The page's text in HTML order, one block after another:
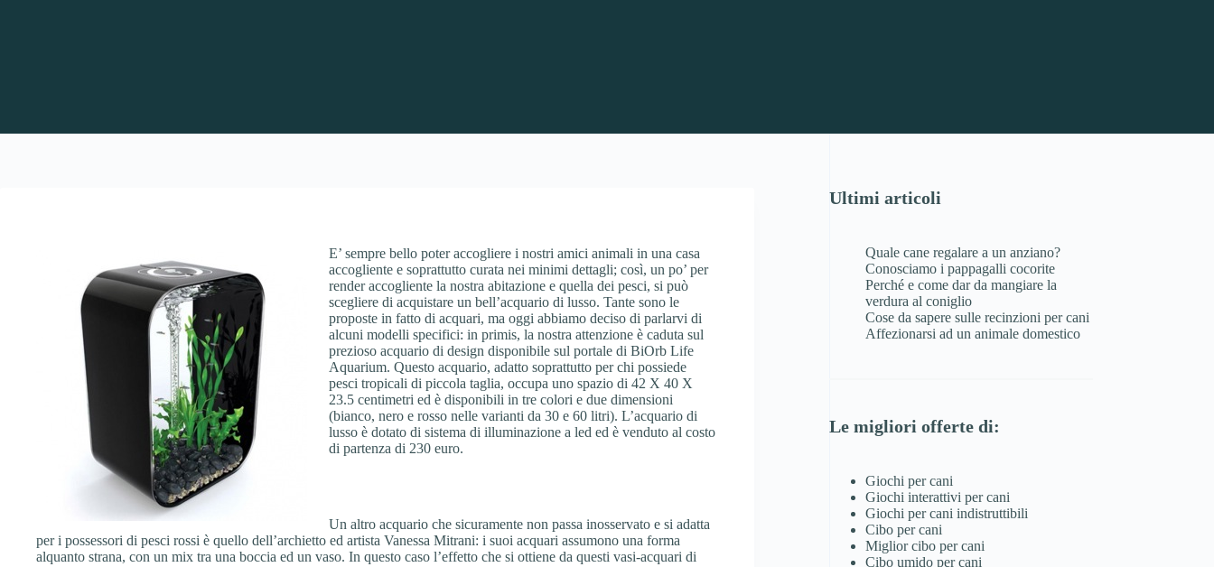
E’ sempre bello poter accogliere i nostri amici animali in una casa
accogliente e soprattutto curata nei minimi dettagli; così, un po’ per
render accogliente la nostra abitazione e quella dei pesci, si può
scegliere di acquistare un bell’acquario di lusso. Tante sono le
proposte in fatto di acquari, ma oggi abbiamo deciso di parlarvi di
alcuni modelli specifici: in primis, la nostra attenzione è caduta sul
prezioso acquario di design disponibile sul portale di BiOrb Life
Aquarium. Questo acquario, adatto soprattutto per chi possiede
pesci tropicali di piccola taglia, occupa uno spazio di 42 X 40 X
23.5 centimetri ed è disponibili in tre colori e due dimensioni
(bianco, nero e rosso nelle varianti da 30 e 60 litri). L’acquario di
lusso è dotato di sistema di illuminazione a led ed è venduto al costo
di partenza di 230 euro.
Un altro acquario che sicuramente non passa inosservato e si adatta
per i possessori di pesci rossi è quello dell’archietto ed artista Vanessa Mitrani: i suoi acquari assumono una forma
alquanto strana, con un mix tra una boccia ed un vaso. In questo caso l’effetto che si ottiene da questi vasi-acquari di
Ultimi articoli
Quale cane regalare a un anziano?
Conosciamo i pappagalli cocorite
Perché e come dar da mangiare la
verdura al coniglio
Cose da sapere sulle recinzioni per cani
Affezionarsi ad un animale domestico
Le migliori offerte di:
Giochi per cani
Giochi interattivi per cani
Giochi per cani indistruttibili
Cibo per cani
Miglior cibo per cani
Cibo umido per cani